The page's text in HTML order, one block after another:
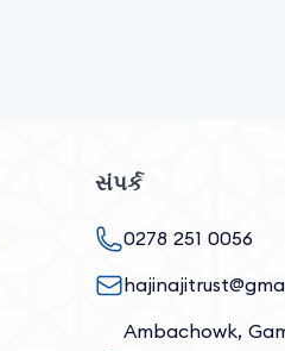
સંપર્ક
0278 251 0056
Ambachowk,